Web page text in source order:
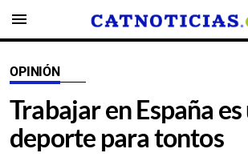
menu
OPINIÓN
Trabajar en España es
deporte para tontos